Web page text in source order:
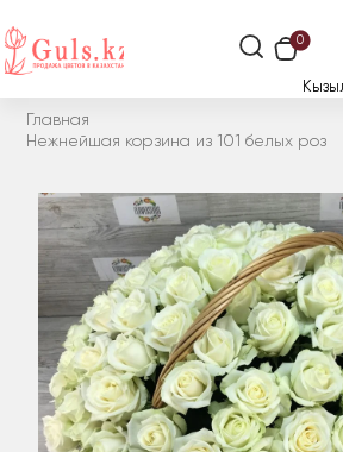
0
Главная
Нежнейшая корзина из 101 белых роз